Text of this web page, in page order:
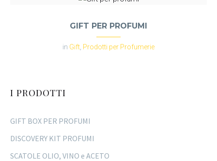
GIFT PER PROFUMI
in Gift Prodotti per Profumerie
I PRODOTTI
GIFT BOX PER PROFUMI
DISCOVERY KIT PROFUMI
SCATOLE OLIO, VINO e ACETO